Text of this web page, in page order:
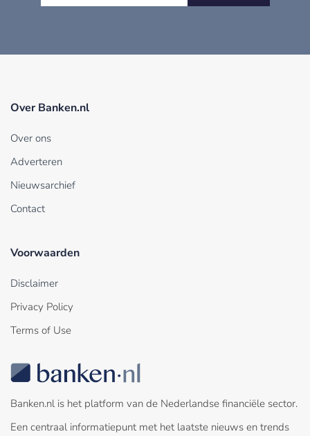
Over Banken.nl
Over ons
Adverteren
Nieuwsarchief
Contact
Voorwaarden
Disclaimer
Privacy Policy
Terms of Use
Banken.nl is het platform van de Nederlandse financiële sector.
Een centraal informatiepunt met het laatste nieuws en trends